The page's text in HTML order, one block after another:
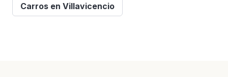
Carros en Villavicencio